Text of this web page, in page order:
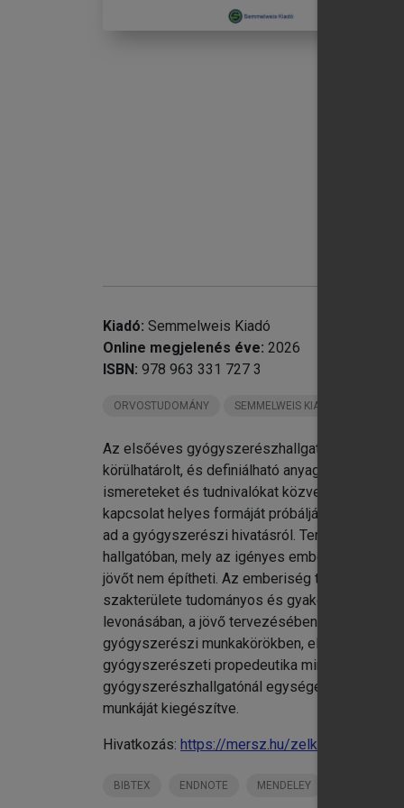
Kiadó: Semmelweis Kiadó
Online megjelenés éve: 2026
ISBN: 978 963 331 727 3
ORVOSTUDOMÁNY SEMMELWEIS KIADÓ KÖNYVEI
Az elsőéves gyógyszerészhallgatók több
körülhatárolt, és definiálható anyaghalmazt
ismereteket és tudnivalókat közvetít, amelyek
kapcsolat helyes formáját próbálják
ad a gyógyszerészi hivatásról.
hallgatóban, mely az igényes emberi és
jövőt nem építheti. Az emberiség társadalmi
szakterülete tudományos és gyakorlati
levonásában, a jövő tervezésében és
gyógyszerészi munkakörökben, elsősorban
gyógyszerészeti propedeutika mindehhez az
gyógyszerészhallgatónál egységes lesz az
munkáját kiegészítve.
Hivatkozás: https://mersz.hu/zelko-vincze-
BIBTEX ENDNOTE MENDELEY